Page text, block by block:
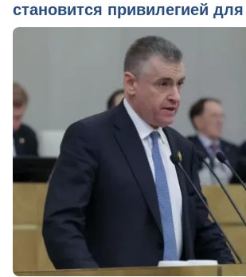
становится привилегией